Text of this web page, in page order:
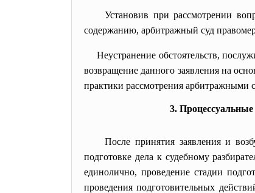
Установив при рассмотрении
содержанию, арбитражный суд
Неустранение обстоятельств,
возвращение данного заявления на
практики рассмотрения арбитражными
3.
После принятия заявления и
подготовке дела к судебному
единолично, проведение стадии
проведения подготовительных